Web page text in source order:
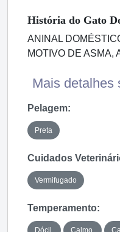
História do Gato
ANINAL
MOTIVO DE ASMA,
Mais detalhes
Pelagem:
Preta
Cuidados
Vermifugado
Temperamento:
Dócil Calmo